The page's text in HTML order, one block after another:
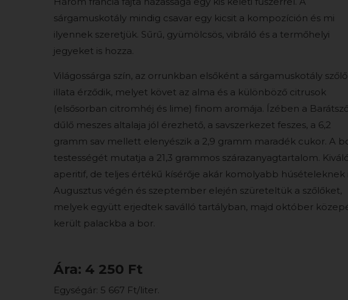
sárgamuskotály mindig csavar egy kicsit a kompozíción és mi
ilyennek szeretjük. Sűrű, gyümölcsös, vibráló és a termőhelyi
jegyeket is hozza.
Világossárga szín, az orrunkban elsőként a sárgamuskotály szőlő
illata érződik, melyet követ az alma és a különböző citrusok
(elsősorban citromhéj és lime) finom aromája. Ízében a
dűlő meszes altalaja jól érezhető, a savszerkezet feszes, a 6,2
gramm sav mellett elenyészik a 2,9 gramm maradék cukor. A
testességét mutatja a 21,3 grammos szárazanyagtartalom.
aperitif, de teljes értékű kísérője akár komolyabb húsételeknek
Augusztus végén és szeptember elején szüreteltük a szőlőket,
melyek együtt erjedtek saválló tartályban, majd október
került palackba a bor.
Ára: 4 250 Ft
Egységár: 5 667 Ft/liter.